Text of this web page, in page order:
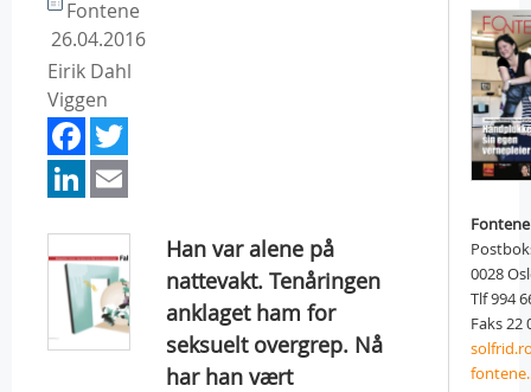
Fontene
26.04.2016
Eirik Dahl
Viggen
Facebook
LinkedIn
Han var alene på
nattevakt. Tenåringen
anklaget ham for
seksuelt overgrep. Nå
har han vært
Fontene
0028
Tlf 994
Faks 22